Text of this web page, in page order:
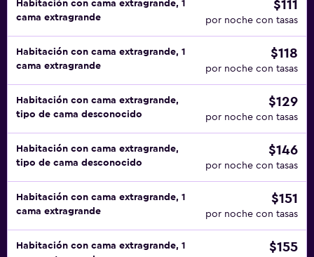
Habitación con cama extragrande, 1
cama extragrande
$111
por noche con tasas
Habitación con cama extragrande, 1
cama extragrande
$118
por noche con tasas
Habitación con cama extragrande,
tipo de cama desconocido
$129
por noche con tasas
Habitación con cama extragrande,
tipo de cama desconocido
$146
por noche con tasas
Habitación con cama extragrande, 1
cama extragrande
$151
por noche con tasas
Habitación con cama extragrande, 1
$155